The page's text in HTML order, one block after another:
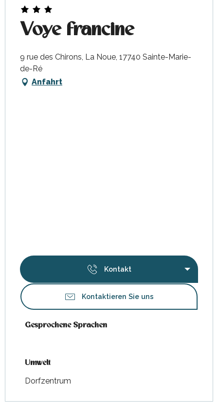
Voye francine
9 rue des Chirons, La Noue, 17740 Sainte-Marie-
de-Ré
Anfahrt
Kontakt
Kontaktieren Sie uns
Gesprochene Sprachen
Gesprochene Sprachen
Umwelt
Umwelt
Dorfzentrum